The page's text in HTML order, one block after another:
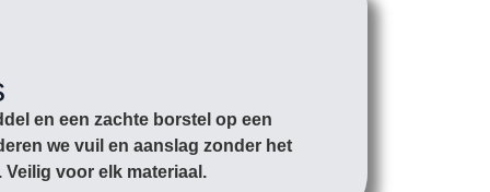
en een zachte borstel op een
we vuil en aanslag zonder het
voor elk materiaal.